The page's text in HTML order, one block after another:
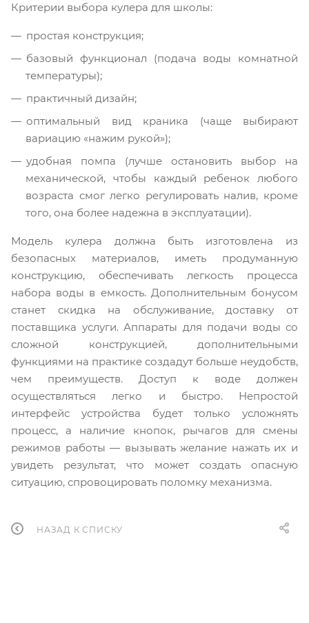
Критерии выбора кулера для школы:
простая конструкция;
базовый функционал (подача воды комнатной
температуры);
практичный дизайн;
оптимальный вид краника (чаще выбирают
вариацию «нажим рукой»);
удобная помпа (лучше остановить выбор на
механической, чтобы каждый ребенок любого
возраста смог легко регулировать налив, кроме
того, она более надежна в эксплуатации).
Модель кулера должна быть изготовлена из
безопасных материалов, иметь продуманную
конструкцию, обеспечивать легкость процесса
набора воды в емкость. Дополнительным бонусом
станет скидка на обслуживание, доставку от
поставщика услуги. Аппараты для подачи воды со
сложной конструкцией, дополнительными
функциями на практике создадут больше неудобств,
чем преимуществ. Доступ к воде должен
осуществляться легко и быстро. Непростой
интерфейс устройства будет только усложнять
процесс, а наличие кнопок, рычагов для смены
режимов работы — вызывать желание нажать их и
увидеть результат, что может создать опасную
ситуацию, спровоцировать поломку механизма.
НАЗАД К СПИСКУ